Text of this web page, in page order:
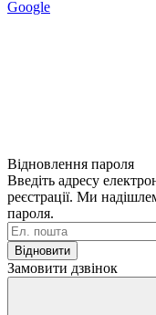
Google
Відновлення пароля
Введіть адресу
реєстрації. Ми
пароля.
Відновити
Замовити дзвінок